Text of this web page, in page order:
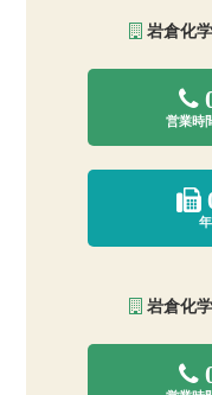
岩倉化
営業時
岩倉化